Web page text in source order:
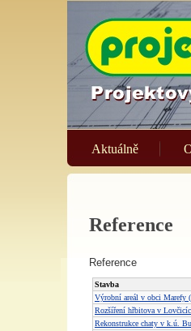
Aktuálně
Reference
Reference
Stavba
Výrobní areál v obci Marefy
Rozšíření hřbitova v
Rekonstrukce chaty v k.ú.